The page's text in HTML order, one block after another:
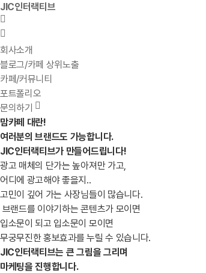
JIC인터랙티브
회사소개
블로그/카페 상위노출
카페/커뮤니티
포트폴리오
문의하기
맘카페 대란!
여러분의 브랜드도 가능합니다.
JIC인터랙티브가 만들어드립니다!
광고 매체의 단가는 높아져만 가고,
어디에 광고해야 좋을지..
고민이 깊어 가는 사장님들이 많습니다.
브랜드를 이야기하는 콘텐츠가 모이면
입소문이 되고 입소문이 모이면
무궁무진한 홍보효과를 누릴 수 있습니다.
JIC인터랙티브는 큰 그림을 그리며
마케팅을 진행합니다.